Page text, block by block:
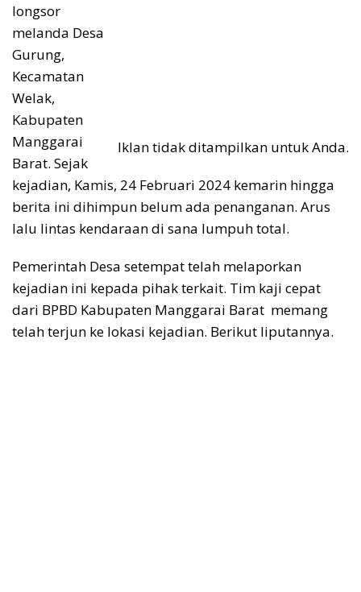
Iklan tidak ditampilkan untuk Anda.
longsor
melanda Desa
Gurung,
Kecamatan
Welak,
Kabupaten
Manggarai
Barat. Sejak
kejadian, Kamis, 24 Februari 2024 kemarin hingga
berita ini dihimpun belum ada penanganan. Arus
lalu lintas kendaraan di sana lumpuh total.
Pemerintah Desa setempat telah melaporkan
kejadian ini kepada pihak terkait. Tim kaji cepat
dari BPBD Kabupaten Manggarai Barat memang
telah terjun ke lokasi kejadian. Berikut liputannya.